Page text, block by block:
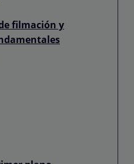
filmación y